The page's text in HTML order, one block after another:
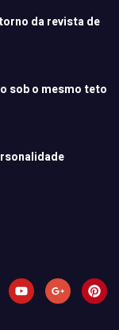
da revista de
sob o mesmo teto